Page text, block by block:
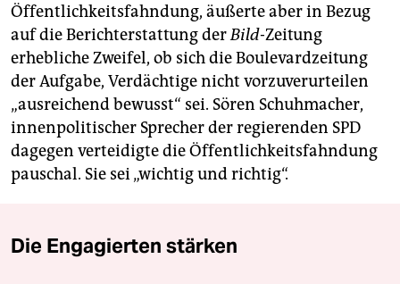
Öffentlichkeitsfahndung, äußerte aber in Bezug
auf die Berichterstattung derBild-Zeitung
erhebliche Zweifel, ob sich die Boulevardzeitung
der Aufgabe, Verdächtige nicht vorzuverurteilen
„ausreichend bewusst“ sei. Sören Schuhmacher,
innenpolitischer Sprecher der regierenden SPD
dagegen verteidigte die Öffentlichkeitsfahndung
pauschal. Sie sei „wichtig und richtig“.
Die Engagierten stärken